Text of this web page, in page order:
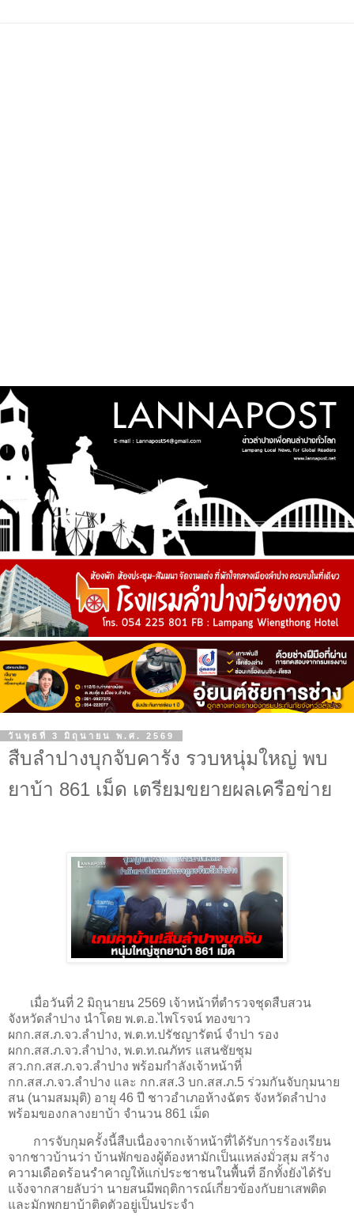
วันพุธที่ 3 มิถุนายน พ.ศ. 2569
สืบลำปางบุกจับคารัง รวบหนุ่มใหญ่ พบ
ยาบ้า 861 เม็ด เตรียมขยายผลเครือข่าย
เมื่อวันที่ 2 มิถุนายน 2569 เจ้าหน้าที่ตำรวจชุดสืบสวน
จังหวัดลำปาง นำโดย พ.ต.อ.ไพโรจน์ ทองขาว
ผกก.สส.ภ.จว.ลำปาง, พ.ต.ท.ปรัชญารัตน์ จำปา รอง
ผกก.สส.ภ.จว.ลำปาง, พ.ต.ท.ณภัทร แสนชัยชุม
สว.กก.สส.ภ.จว.ลำปาง พร้อมกำลังเจ้าหน้าที่
กก.สส.ภ.จว.ลำปาง และ กก.สส.3 บก.สส.ภ.5 ร่วมกันจับกุมนาย
สน (นามสมมุติ) อายุ 46 ปี ชาวอำเภอห้างฉัตร จังหวัดลำปาง
พร้อมของกลางยาบ้า จำนวน 861 เม็ด
การจับกุมครั้งนี้สืบเนื่องจากเจ้าหน้าที่ได้รับการร้องเรียน
จากชาวบ้านว่า บ้านพักของผู้ต้องหามักเป็นแหล่งมั่วสุม สร้าง
ความเดือดร้อนรำคาญให้แก่ประชาชนในพื้นที่ อีกทั้งยังได้รับ
แจ้งจากสายลับว่า นายสนมีพฤติการณ์เกี่ยวข้องกับยาเสพติด
และมักพกยาบ้าติดตัวอยู่เป็นประจำ